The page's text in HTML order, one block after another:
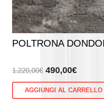
POLTRONA
1.220,00€ Il
prezzo
originale
490,00€Il
prezzo
attuale
AGGIUNGI AL CARRELLO